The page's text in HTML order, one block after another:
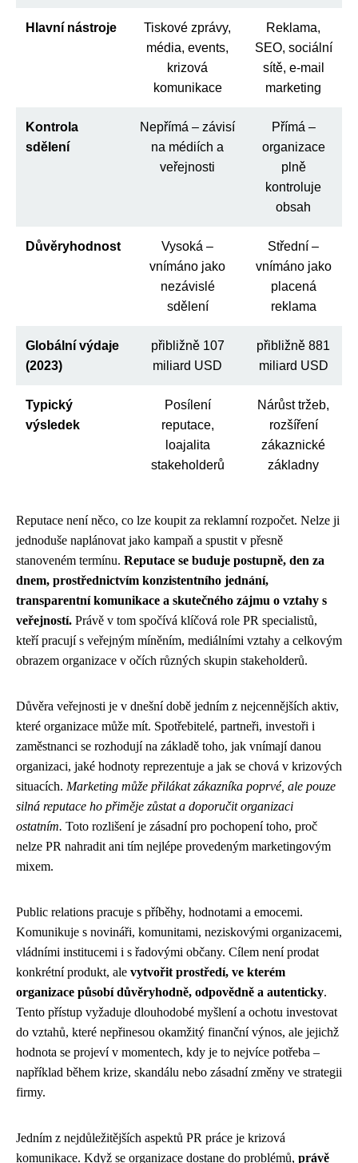
Hlavní nástroje
Tiskové zprávy,
média, events,
krizová
komunikace
Reklama,
SEO, sociální
sítě, e-mail
marketing
Kontrola
sdělení
Nepřímá – závisí
na médiích a
veřejnosti
Přímá –
organizace
plně
kontroluje
obsah
Důvěryhodnost
Vysoká –
vnímáno jako
nezávislé
sdělení
Střední –
vnímáno jako
placená
reklama
Globální výdaje
(2023)
přibližně 107
miliard USD
přibližně 881
miliard USD
Typický
výsledek
Posílení
reputace,
loajalita
stakeholderů
Nárůst tržeb,
rozšíření
zákaznické
základny
Reputace není něco, co lze koupit za reklamní rozpočet. Nelze ji
jednoduše naplánovat jako kampaň a spustit v přesně
stanoveném termínu. Reputace se buduje postupně, den za
dnem, prostřednictvím konzistentního jednání,
transparentní komunikace a skutečného zájmu o vztahy s
veřejností. Právě v tom spočívá klíčová role PR specialistů,
kteří pracují s veřejným míněním, mediálními vztahy a celkovým
obrazem organizace v očích různých skupin stakeholderů.
Důvěra veřejnosti je v dnešní době jedním z nejcennějších aktiv,
které organizace může mít. Spotřebitelé, partneři, investoři i
zaměstnanci se rozhodují na základě toho, jak vnímají danou
organizaci, jaké hodnoty reprezentuje a jak se chová v krizových
situacích. Marketing může přilákat zákazníka poprvé, ale pouze
silná reputace ho přiměje zůstat a doporučit organizaci
ostatním. Toto rozlišení je zásadní pro pochopení toho, proč
nelze PR nahradit ani tím nejlépe provedeným marketingovým
mixem.
Public relations pracuje s příběhy, hodnotami a emocemi.
Komunikuje s novináři, komunitami, neziskovými organizacemi,
vládními institucemi i s řadovými občany. Cílem není prodat
konkrétní produkt, ale vytvořit prostředí, ve kterém
organizace působí důvěryhodně, odpovědně a autenticky.
Tento přístup vyžaduje dlouhodobé myšlení a ochotu investovat
do vztahů, které nepřinesou okamžitý finanční výnos, ale jejichž
hodnota se projeví v momentech, kdy je to nejvíce potřeba –
například během krize, skandálu nebo zásadní změny ve strategii
firmy.
Jedním z nejdůležitějších aspektů PR práce je krizová
komunikace. Když se organizace dostane do problémů, právě